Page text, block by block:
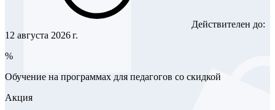
Действителен до:
12 августа 2026 г.
%
Обучение на программах для педагогов со скидкой
Акция